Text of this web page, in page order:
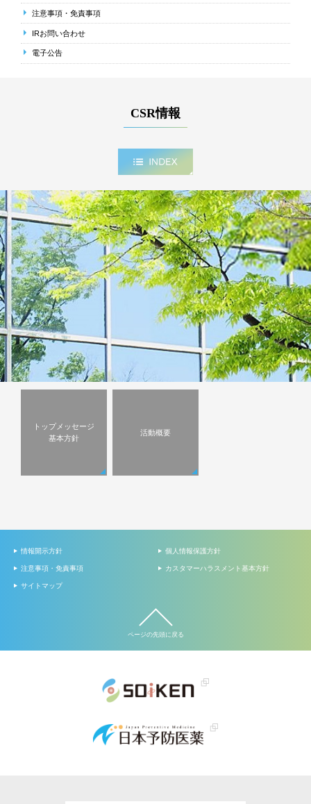
注意事項・免責事項
IRお問い合わせ
電子公告
CSR情報
トップメッセージ
基本方針
活動概要
情報開示方針 個人情報保護方針
注意事項・免責事項 カスタマーハラスメント基本方針
サイトマップ
ページの先頭に戻る